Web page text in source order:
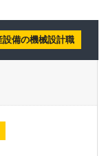
設備の機械設計職